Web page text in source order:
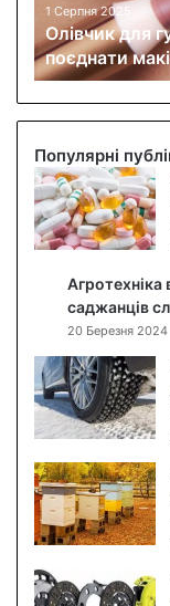
я
г
у
б
і
д
о
г
л
о
б
л
и
ч
я
м
:
я
к
1 Серпня 2025
Олівчик для
поєднати
Популярні
саджанців
20 Березня 2024